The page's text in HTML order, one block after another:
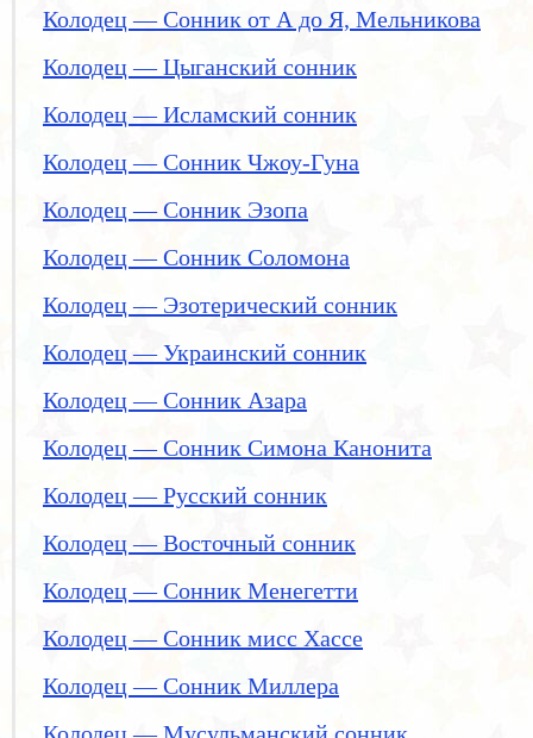
Колодец — Сонник от А до Я, Мельникова
Колодец — Цыганский сонник
Колодец — Исламский сонник
Колодец — Сонник Чжоу-Гуна
Колодец — Сонник Эзопа
Колодец — Сонник Соломона
Колодец — Эзотерический сонник
Колодец — Украинский сонник
Колодец — Сонник Азара
Колодец — Сонник Симона Канонита
Колодец — Русский сонник
Колодец — Восточный сонник
Колодец — Сонник Менегетти
Колодец — Сонник мисс Хассе
Колодец — Сонник Миллера